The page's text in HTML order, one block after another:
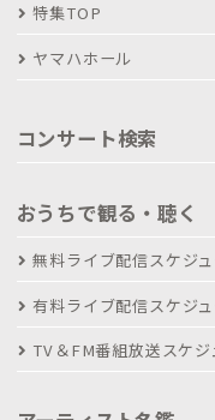
特集TOP
ヤマハホール
コンサート検索
おうちで観る・聴く
無料ライブ配信スケジ
有料ライブ配信スケジ
TV＆FM番組放送スケジ